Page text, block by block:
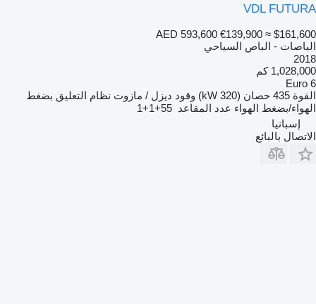
VDL FUTURA
AED 593,600 €139,900 ≈ $161,600
الباصات - الباص السياحي
2018
1,028,000 كم
Euro 6
القوة 435 حصان (320 kW) وقود ديزل / مازوت نظام التعليق بضغط
الهواء/بضغط الهواء عدد المقاعد 55+1+1
إسبانيا
الاتصال بالبائع